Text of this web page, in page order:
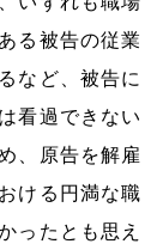
る被告の従業
など、被告に
看過できない
、原告を解雇
ける円満な職
ったとも思え